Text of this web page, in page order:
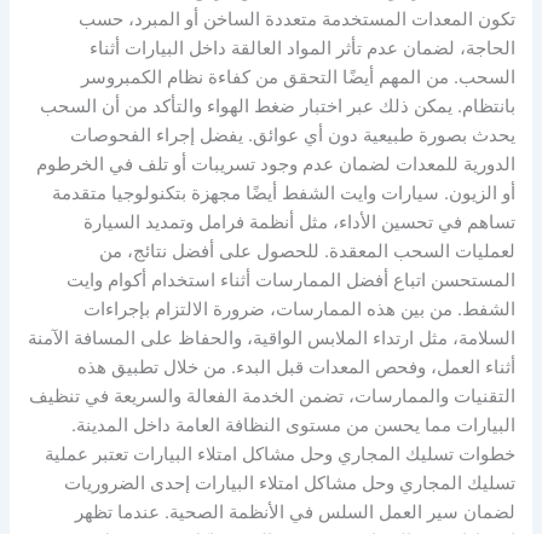
تكون المعدات المستخدمة متعددة الساخن أو المبرد، حسب
الحاجة، لضمان عدم تأثر المواد العالقة داخل البيارات أثناء
السحب. من المهم أيضًا التحقق من كفاءة نظام الكمبروسر
بانتظام. يمكن ذلك عبر اختبار ضغط الهواء والتأكد من أن السحب
يحدث بصورة طبيعية دون أي عوائق. يفضل إجراء الفحوصات
الدورية للمعدات لضمان عدم وجود تسريبات أو تلف في الخرطوم
أو الزيون. سيارات وايت الشفط أيضًا مجهزة بتكنولوجيا متقدمة
تساهم في تحسين الأداء، مثل أنظمة فرامل وتمديد السيارة
لعمليات السحب المعقدة. للحصول على أفضل نتائج، من
المستحسن اتباع أفضل الممارسات أثناء استخدام أكوام وايت
الشفط. من بين هذه الممارسات، ضرورة الالتزام بإجراءات
السلامة، مثل ارتداء الملابس الواقية، والحفاظ على المسافة الآمنة
أثناء العمل، وفحص المعدات قبل البدء. من خلال تطبيق هذه
التقنيات والممارسات، تضمن الخدمة الفعالة والسريعة في تنظيف
البيارات مما يحسن من مستوى النظافة العامة داخل المدينة.
خطوات تسليك المجاري وحل مشاكل امتلاء البيارات تعتبر عملية
تسليك المجاري وحل مشاكل امتلاء البيارات إحدى الضروريات
لضمان سير العمل السلس في الأنظمة الصحية. عندما تظهر